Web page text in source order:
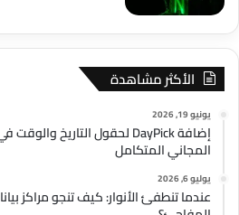
الأكثر مشاهدة
يونيو 19, 2026
المجاني المتكامل
يوليو 6, 2026